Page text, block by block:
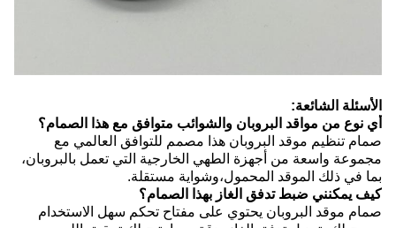
الأسئلة الشائعة:
أي نوع من مواقد البروبان والشوائب متوافق مع هذا الصمام؟
صمام تنظيم موقد البروبان هذا مصمم للتوافق العالمي مع
مجموعة واسعة من أجهزة الطهي الخارجية التي تعمل بالبروبان،
بما في ذلك الموقد المحمول،وشواية مستقلة.
كيف يمكنني ضبط تدفق الغاز بهذا الصمام؟
صمام موقد البروبان يحتوي على مفتاح تحكم سهل الاستخدام